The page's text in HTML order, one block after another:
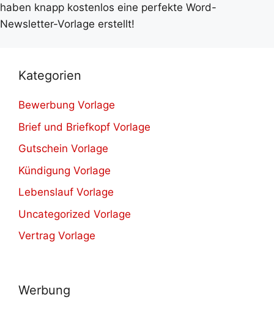
haben knapp kostenlos eine perfekte Word-
Newsletter-Vorlage erstellt!
Kategorien
Bewerbung Vorlage
Brief und Briefkopf Vorlage
Gutschein Vorlage
Kündigung Vorlage
Lebenslauf Vorlage
Uncategorized Vorlage
Vertrag Vorlage
Werbung